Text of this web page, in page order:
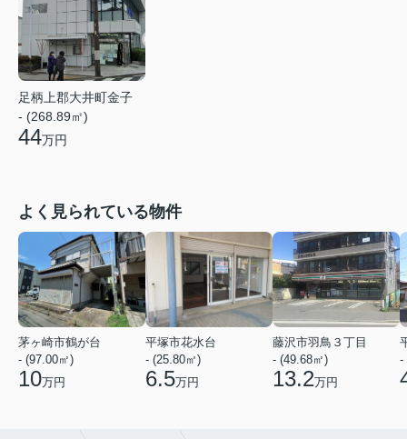
足柄上郡大井町金子
- (268.89㎡)
44万円
よく見られている物件
茅ヶ崎市鶴が台
- (97.00㎡)
10万円
平塚市花水台
- (25.80㎡)
6.5万円
藤沢市羽鳥３丁目
- (49.68㎡)
13.2万円
-